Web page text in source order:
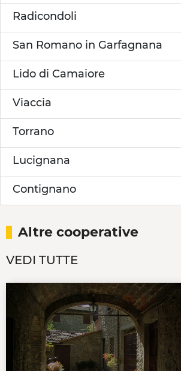
Radicondoli
San Romano in Garfagnana
Lido di Camaiore
Viaccia
Torrano
Lucignana
Contignano
Altre cooperative
VEDI TUTTE